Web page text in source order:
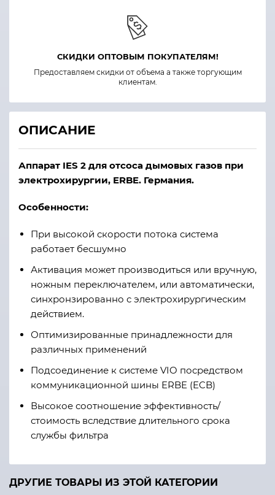
СКИДКИ ОПТОВЫМ ПОКУПАТЕЛЯМ!
Предоставляем скидки от объема а также торгующим
клиентам.
ОПИСАНИЕ
Аппарат IES 2 для отсоса дымовых газов при
электрохирургии, ERBE. Германия.
Особенности:
При высокой скорости потока система
работает бесшумно
Активация может производиться или вручную,
ножным переключателем, или автоматически,
синхронзированно с электрохирургическим
действием.
Оптимизированные принадлежности для
различных применений
Подсоединение к системе VIO посредством
коммуникационной шины ERBE (ECB)
Высокое соотношение эффективность/
стоимость вследствие длительного срока
службы фильтра
ДРУГИЕ ТОВАРЫ ИЗ ЭТОЙ КАТЕГОРИИ